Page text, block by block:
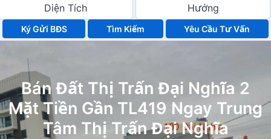
Ký Gửi BĐS Yêu Cầu Tư Vấn
Bán Đất Thị Trấn Đại Nghĩa 2
Mặt Tiền Gần TL419 Ngay Trung
Tâm Thị Trấn Đại Nghĩa